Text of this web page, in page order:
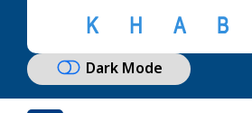
Dark Mode